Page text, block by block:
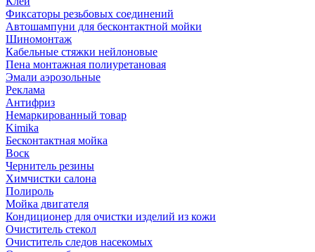
Фиксаторы резьбовых соединений
Автошампуни для бесконтактной мойки
Шиномонтаж
Кабельные стяжки нейлоновые
Пена монтажная полиуретановая
Эмали аэрозольные
Реклама
Антифриз
Немаркированный товар
Kimika
Бесконтактная мойка
Воск
Чернитель резины
Химчистки салона
Полироль
Мойка двигателя
Кондиционер для очистки изделий из кожи
Очиститель стекол
Очиститель следов насекомых